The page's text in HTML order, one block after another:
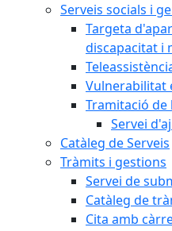
Serveis socials i
Targeta
discapacitat i
Vulnerabilitat
Tramitació de
Servei
Catàleg de Serveis
Tràmits i gestions
Servei de
Catàleg de
Cita amb